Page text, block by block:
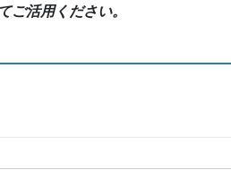
ご活用ください。